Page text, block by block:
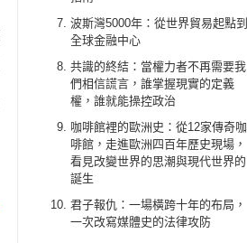
波斯灣5000年：從世界貿易起點到
全球金融中心
共識的終結：當權力者不再需要我
們相信謊言，誰掌握現實的定義
權，誰就能操控政治
咖啡館裡的歐洲史：從12家傳奇咖
啡館，走進歐洲四百年歷史現場，
看見改變世界的思潮與現代世界的
誕生
君子報仇：一場橫跨十年的布局，
一次改寫媒體史的法律攻防